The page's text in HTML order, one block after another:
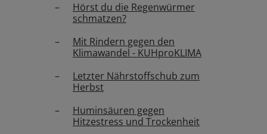
Hörst du die Regenwürmer
schmatzen?
Mit Rindern gegen den
Klimawandel - KUHproKLIMA
Letzter Nährstoffschub zum
Herbst
Huminsäuren gegen
Hitzestress und Trockenheit